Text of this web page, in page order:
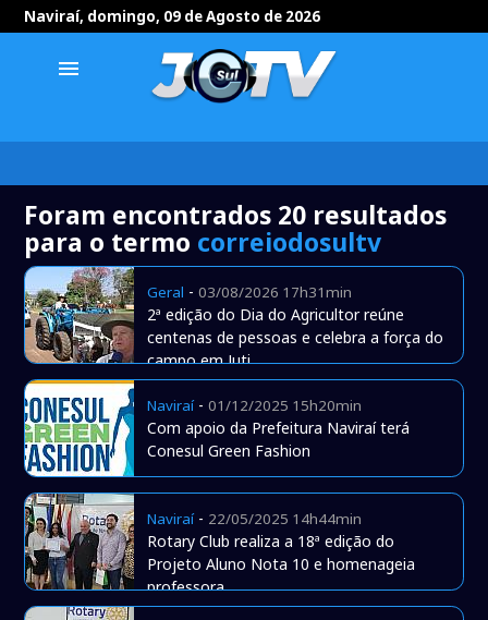
Naviraí, domingo, 09 de Agosto de 2026
menu
Foram encontrados 20 resultados
para o termo correiodosultv
Geral -03/08/2026 17h31min
2ª edição do Dia do Agricultor reúne
centenas de pessoas e celebra a força do
campo em Juti
Naviraí-01/12/2025 15h20min
Com apoio da Prefeitura Naviraí terá
Conesul Green Fashion
Naviraí- 22/05/2025 14h44min
Rotary Club realiza a 18ª edição do
Projeto Aluno Nota 10 e homenageia
professora